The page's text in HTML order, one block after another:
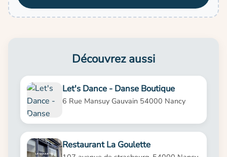
Découvrez aussi
Let's Dance - Danse Boutique
6 Rue Mansuy Gauvain 54000 Nancy
Restaurant La Goulette